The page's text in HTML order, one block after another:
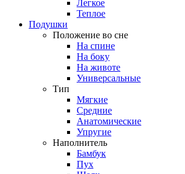
Легкое
Теплое
Подушки
Положение во сне
На спине
На боку
На животе
Универсальные
Тип
Мягкие
Средние
Анатомические
Упругие
Наполнитель
Бамбук
Пух